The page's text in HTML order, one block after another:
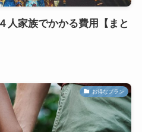
人家族でかかる費用【まと
お得なプラン